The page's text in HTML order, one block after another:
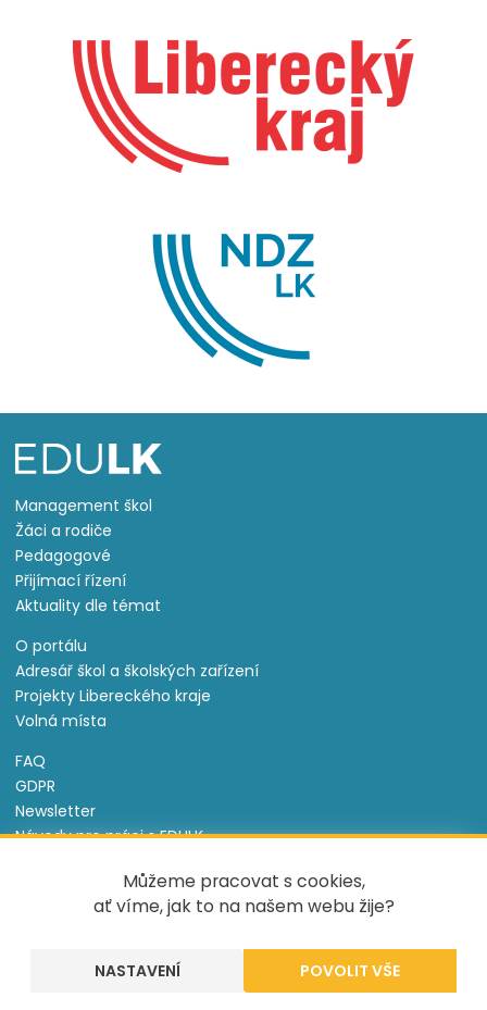
Můžeme pracovat s cookies,
ať víme, jak to na našem webu žije?
NASTAVENÍ
Management škol
Žáci a rodiče
Pedagogové
Přijímací řízení
Aktuality dle témat
O portálu
Adresář škol a školských zařízení
Projekty Libereckého kraje
Volná místa
FAQ
GDPR
Newsletter
Návody pro práci s EDULK
Nastavení cookies
Informace o souborech cookie
Tento projekt je spolufinancován Evropským sociálním
fondem a státním rozpočtem České republiky.